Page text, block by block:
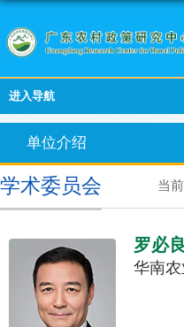
进入导航
单位介绍
当
学术委员会
罗必良